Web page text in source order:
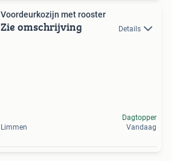
Voordeurkozijn met rooster
Zie omschrijving Details
Limmen
Dagtopper
Vandaag